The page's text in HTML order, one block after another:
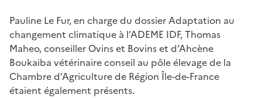
Pauline Le Fur, en charge du dossier Adaptation au
changement climatique à l’ADEME IDF, Thomas
Maheo, conseiller Ovins et Bovins et d’Ahcène
Boukaiba vétérinaire conseil au pôle élevage de la
Chambre d’Agriculture de Région Île-de-France
étaient également présents.